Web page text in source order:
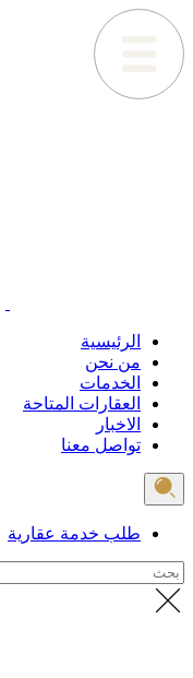
الرئيسية
من نحن
الخدمات
العقارات المتاحة
الاخبار
تواصل معنا
طلب خدمة عقارية
بحث